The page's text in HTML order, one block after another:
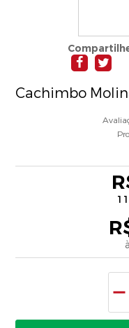
Cachimbo
11